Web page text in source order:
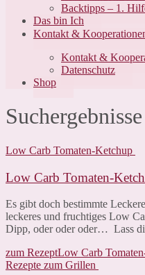
Backtipps – 1.
Das bin Ich
Kontakt &
Kontakt &
Datenschutz
Shop
Low Carb Tomaten-Ketchup
Low Carb Tomaten-
Es gibt doch bestimmte
leckeres und fruchtiges Low
Dipp, oder oder oder… Lass
zum RezeptLow Carb
Rezepte zum Grillen